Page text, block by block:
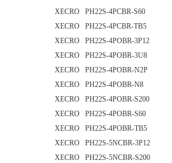
XECRO PH22S-4PCBR-S60
XECRO PH22S-4PCBR-TB5
XECRO PH22S-4POBR-3P12
XECRO PH22S-4POBR-3U8
XECRO PH22S-4POBR-N2P
XECRO PH22S-4POBR-N8
XECRO PH22S-4POBR-S200
XECRO PH22S-4POBR-S60
XECRO PH22S-4POBR-TB5
XECRO PH22S-5NCBR-3P12
XECRO PH22S-5NCBR-S200